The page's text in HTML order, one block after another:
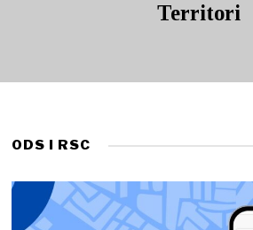
Territori
ODS I RSC